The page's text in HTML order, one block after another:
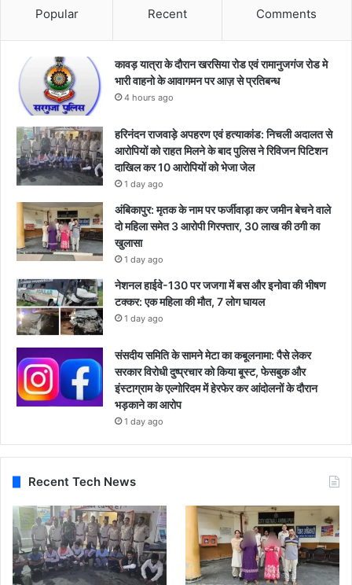
Popular Recent Comments
कावड़ यात्रा के दौरान खरसिया रोड एवं रामानुजगंज रोड मे
भारी वाहनो के आवागमन पर आज़ से प्रतिबन्ध
4 hours ago
हरिनंदन राजवाड़े अपहरण एवं हत्याकांड: निचली अदालत से
आरोपियों को राहत मिलने के बाद पुलिस ने रिविजन पिटिशन
दाखिल कर 10 आरोपियों को भेजा जेल
1 day ago
अंबिकापुर: मृतक के नाम पर फर्जीवाड़ा कर जमीन बेचने वाले
दो महिला समेत 3 आरोपी गिरफ्तार, 30 लाख की ठगी का
खुलासा
1 day ago
नेशनल हाईवे-130 पर जजगा में बस और इनोवा की भीषण
टक्कर: एक महिला की मौत, 7 लोग घायल
1 day ago
संसदीय समिति के सामने मेटा का कबूलनामा: पैसे लेकर
सरकार विरोधी दुष्प्रचार को किया बूस्ट, फेसबुक और
इंस्टाग्राम के एल्गोरिदम में हेरफेर कर आंदोलनों के दौरान
भड़काने का आरोप
1 day ago
Recent Tech News